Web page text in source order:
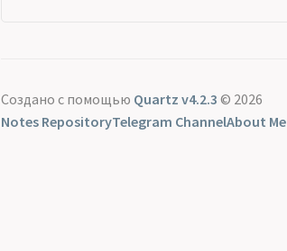
Создано с помощью Quartz v4.2.3 © 2026
Notes RepositoryTelegram ChannelAbout Me